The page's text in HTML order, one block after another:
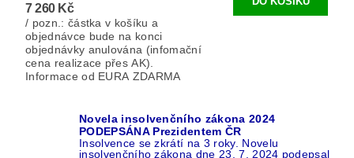
7 260 Kč
/ pozn.: částka v košíku a
objednávce bude na konci
objednávky anulována (infomační
cena realizace přes AK).
Informace od EURA ZDARMA
Novela insolvenčního zákona 2024
PODEPSÁNA Prezidentem ČR
Insolvence se zkrátí na 3 roky. Novelu
insolvenčního zákona dne 23. 7. 2024 podepsal